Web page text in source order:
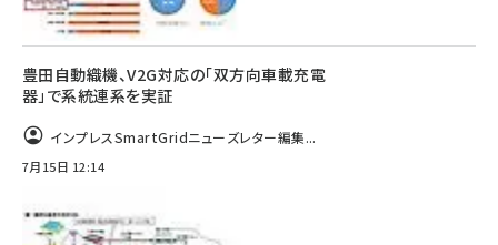
豊田自動織機、V2G対応の「双方向車載充電
器」で系統連系を実証
インプレスSmartGridニューズレター編集...
7月15日 12:14